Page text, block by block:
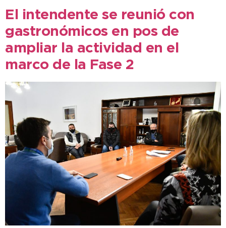
El intendente se reunió con
gastronómicos en pos de
ampliar la actividad en el
marco de la Fase 2